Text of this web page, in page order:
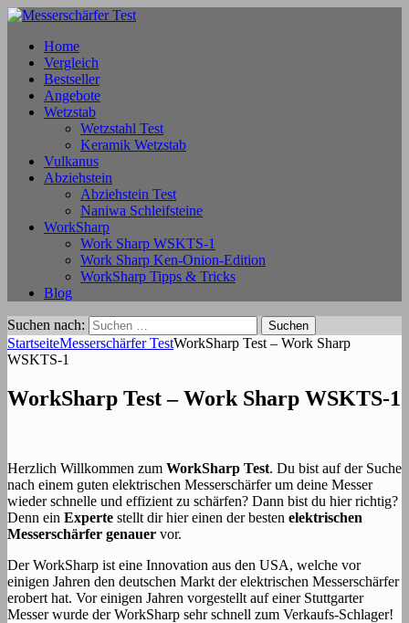
Home
Vergleich
Bestseller
Angebote
Wetzstab
Wetzstahl Test
Keramik Wetzstab
Vulkanus
Abziehstein
Abziehstein Test
Naniwa Schleifsteine
WorkSharp
Work Sharp WSKTS-1
Work Sharp Ken-Onion-Edition
WorkSharp Tipps & Tricks
Blog
Suchen nach:
StartseiteMesserschärfer TestWorkSharp Test – Work Sharp
WSKTS-1
WorkSharp Test – Work Sharp WSKTS-1
Herzlich Willkommen zum WorkSharp Test. Du bist auf der Suche
nach einem guten elektrischen Messerschärfer um deine Messer
wieder schnelle und effizient zu schärfen? Dann bist du hier richtig?
Denn ein Experte stellt dir hier einen der besten elektrischen
Messerschärfer genauer vor.
Der WorkSharp ist eine Innovation aus den USA, welche vor
einigen Jahren den deutschen Markt der elektrischen Messerschärfer
erobert hat. Vor einigen Jahren vorgestellt auf einer Stuttgarter
Messer wurde der WorkSharp sehr schnell zum Verkaufs-Schlager!